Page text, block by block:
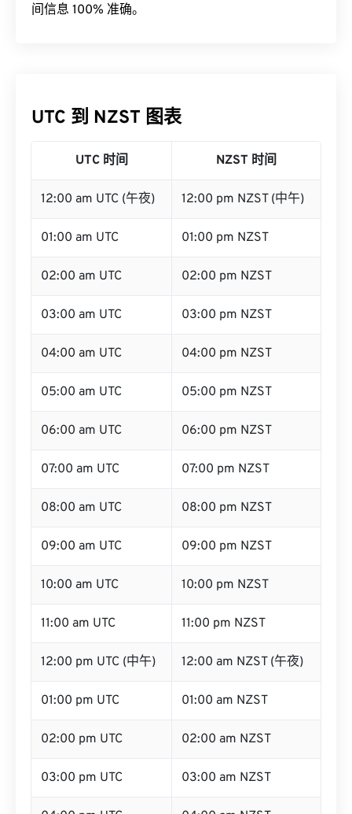
间信息 100% 准确。
UTC 到 NZST 图表
UTC 时间 NZST 时间
12:00 am UTC (午夜) 12:00 pm NZST (中午)
01:00 am UTC 01:00 pm NZST
02:00 am UTC 02:00 pm NZST
03:00 am UTC 03:00 pm NZST
04:00 am UTC 04:00 pm NZST
05:00 am UTC 05:00 pm NZST
06:00 am UTC 06:00 pm NZST
07:00 am UTC 07:00 pm NZST
08:00 am UTC 08:00 pm NZST
09:00 am UTC 09:00 pm NZST
10:00 am UTC 10:00 pm NZST
11:00 am UTC 11:00 pm NZST
12:00 pm UTC (中午) 12:00 am NZST (午夜)
01:00 pm UTC 01:00 am NZST
02:00 pm UTC 02:00 am NZST
03:00 pm UTC 03:00 am NZST